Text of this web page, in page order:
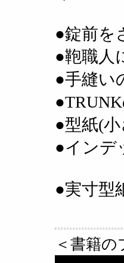
●錠前を
●鞄職人
●手縫い
●型紙(
●インデ
●実寸型
＜書籍